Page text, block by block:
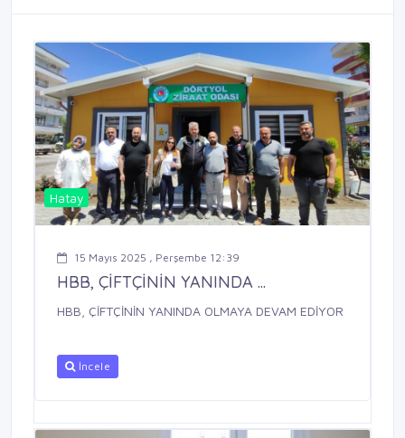
Hatay
15 Mayıs 2025 , Perşembe 12:39
HBB, ÇİFTÇİNİN YANINDA ...
HBB, ÇİFTÇİNİN YANINDA OLMAYA DEVAM EDİYOR
İncele